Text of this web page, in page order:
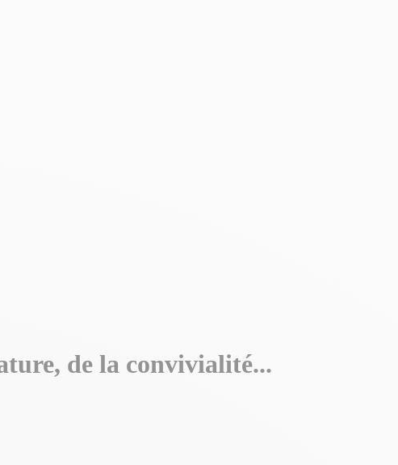
de la convivialité...